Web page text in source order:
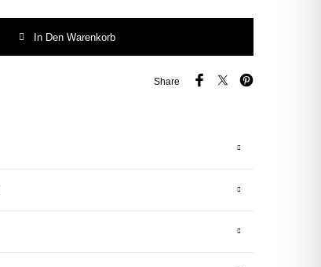
In Den Warenkorb
Share